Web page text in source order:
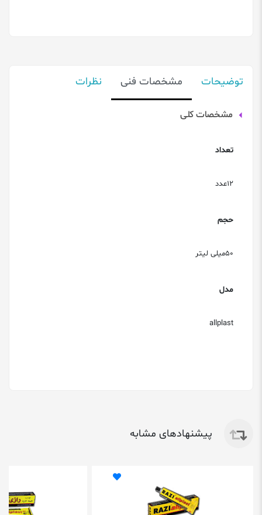
توضیحات مشخصات فنی نظرات
مشخصات کلی
تعداد
12عدد
حجم
50میلی لیتر
مدل
allplast
پیشنهادهای مشابه